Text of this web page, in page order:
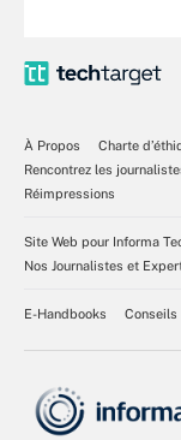
À Propos
Charte
Rencontrez les
Réimpressions
Site Web pour Informa
Nos Journalistes et
E-Handbooks Conseils